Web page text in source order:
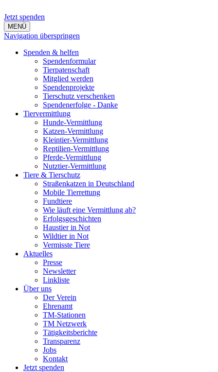
Jetzt spenden
MENÜ
Navigation überspringen
Spenden & helfen
Spendenformular
Tierpatenschaft
Mitglied werden
Spendenprojekte
Tierschutz verschenken
Spendenerfolge - Danke
Tiervermittlung
Hunde-Vermittlung
Katzen-Vermittlung
Kleintier-Vermittlung
Reptilien-Vermittlung
Pferde-Vermittlung
Nutztier-Vermittlung
Tiere & Tierschutz
Straßenkatzen in Deutschland
Mobile Tierrettung
Fundtiere
Wie läuft eine Vermittlung ab?
Erfolgsgeschichten
Haustier in Not
Wildtier in Not
Vermisste Tiere
Aktuelles
Presse
Newsletter
Linkliste
Über uns
Der Verein
Ehrenamt
TM-Stationen
TM Netzwerk
Tätigkeitsberichte
Transparenz
Jobs
Kontakt
Jetzt spenden